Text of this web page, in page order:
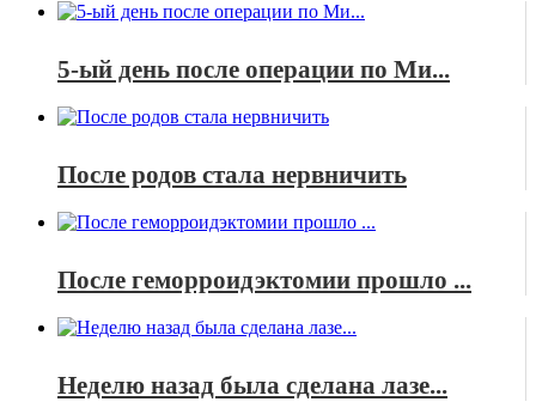
5-ый день после операции по Ми...
После родов стала нервничить
После геморроидэктомии прошло ...
Неделю назад была сделана лазе...